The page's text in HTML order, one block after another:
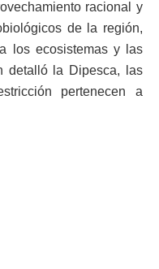
racional y
de la región,
los ecosistemas y las
detalló la Dipesca, las
pertenecen a